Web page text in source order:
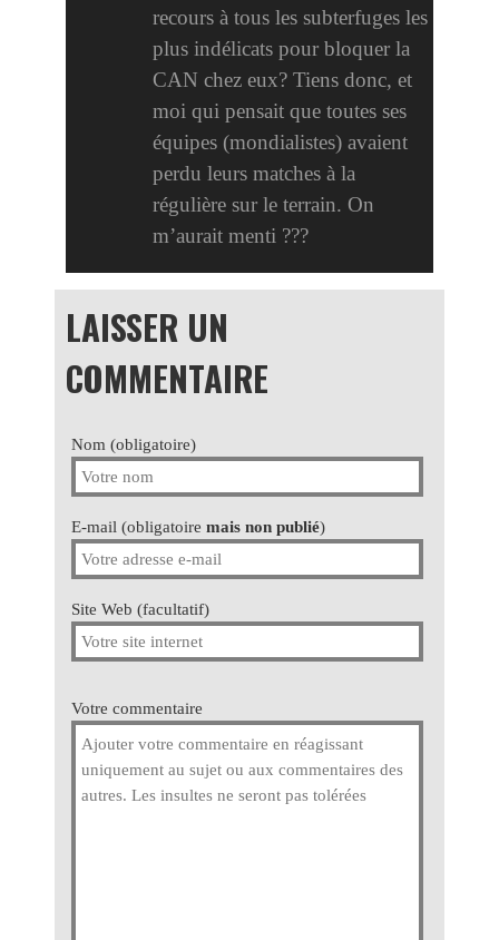
recours à tous les subterfuges les
plus indélicats pour bloquer la
CAN chez eux? Tiens donc, et
moi qui pensait que toutes ses
équipes (mondialistes) avaient
perdu leurs matches à la
régulière sur le terrain. On
m’aurait menti ???
LAISSER UN
COMMENTAIRE
Nom (obligatoire)
E-mail (obligatoire mais non publié)
Site Web (facultatif)
Votre commentaire